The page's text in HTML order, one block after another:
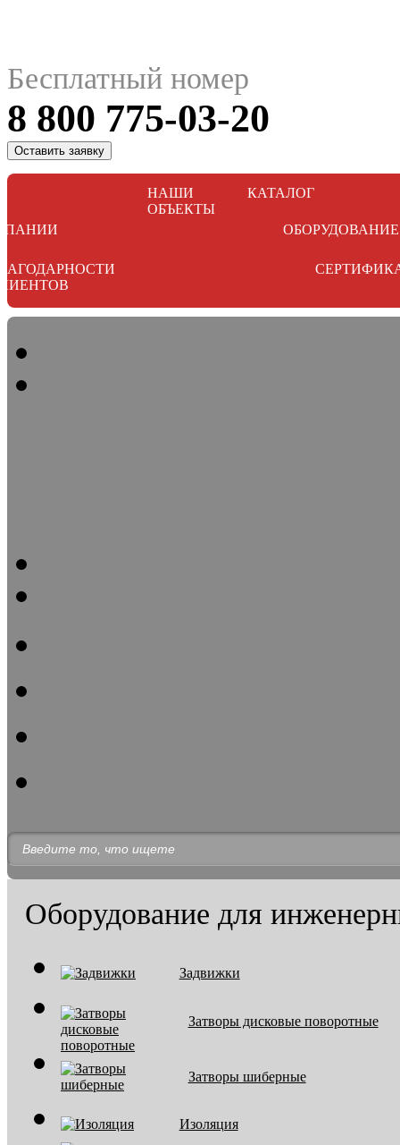
Бесплатный номер
8 800 775-03-20
Оставить заявку
НАШИ
ОБЪЕКТЫ
КАТАЛОГ
ОБОРУДОВАНИЕ
Оборудование для
Задвижки
Затворы дисковые поворотные
Затворы шиберные
Изоляция